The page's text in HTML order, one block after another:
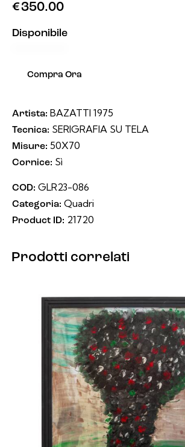
€350.00
Disponibile
Compra Ora
Artista: BAZATTI 1975
Tecnica: SERIGRAFIA SU TELA
Misure: 50X70
Cornice: Sì
COD: GLR23-086
Categoria: Quadri
Product ID: 21720
Prodotti correlati